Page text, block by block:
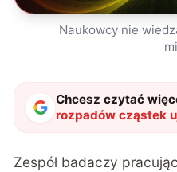
Naukowcy nie
Chcesz czytać
rozpadów cząstek
wszechświata.
antymaterią"?
Zespół badaczy